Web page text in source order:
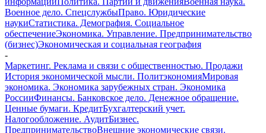
Военное дело. СпецслужбыПраво. Юридические
наукиСтатистика. Демография. Социальное
обеспечениеЭкономика. Управление. Предпринимательство
(бизнес)Экономическая и социальная география
-
Маркетинг. Реклама и связи с общественностью. Продажи
История экономической мысли. ПолитэкономияМировая
экономика. Экономика зарубежных стран. Экономика
РоссииФинансы. Банковское дело. Денежное обращение.
Ценные бумаги. КредитБухгалтерский учет.
Налогообложение. АудитБизнес.
ПредпринимательствоВнешние экономические связи.